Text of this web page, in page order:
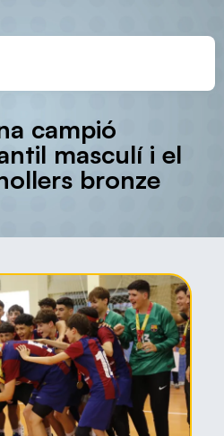
campió
masculí i el
bronze